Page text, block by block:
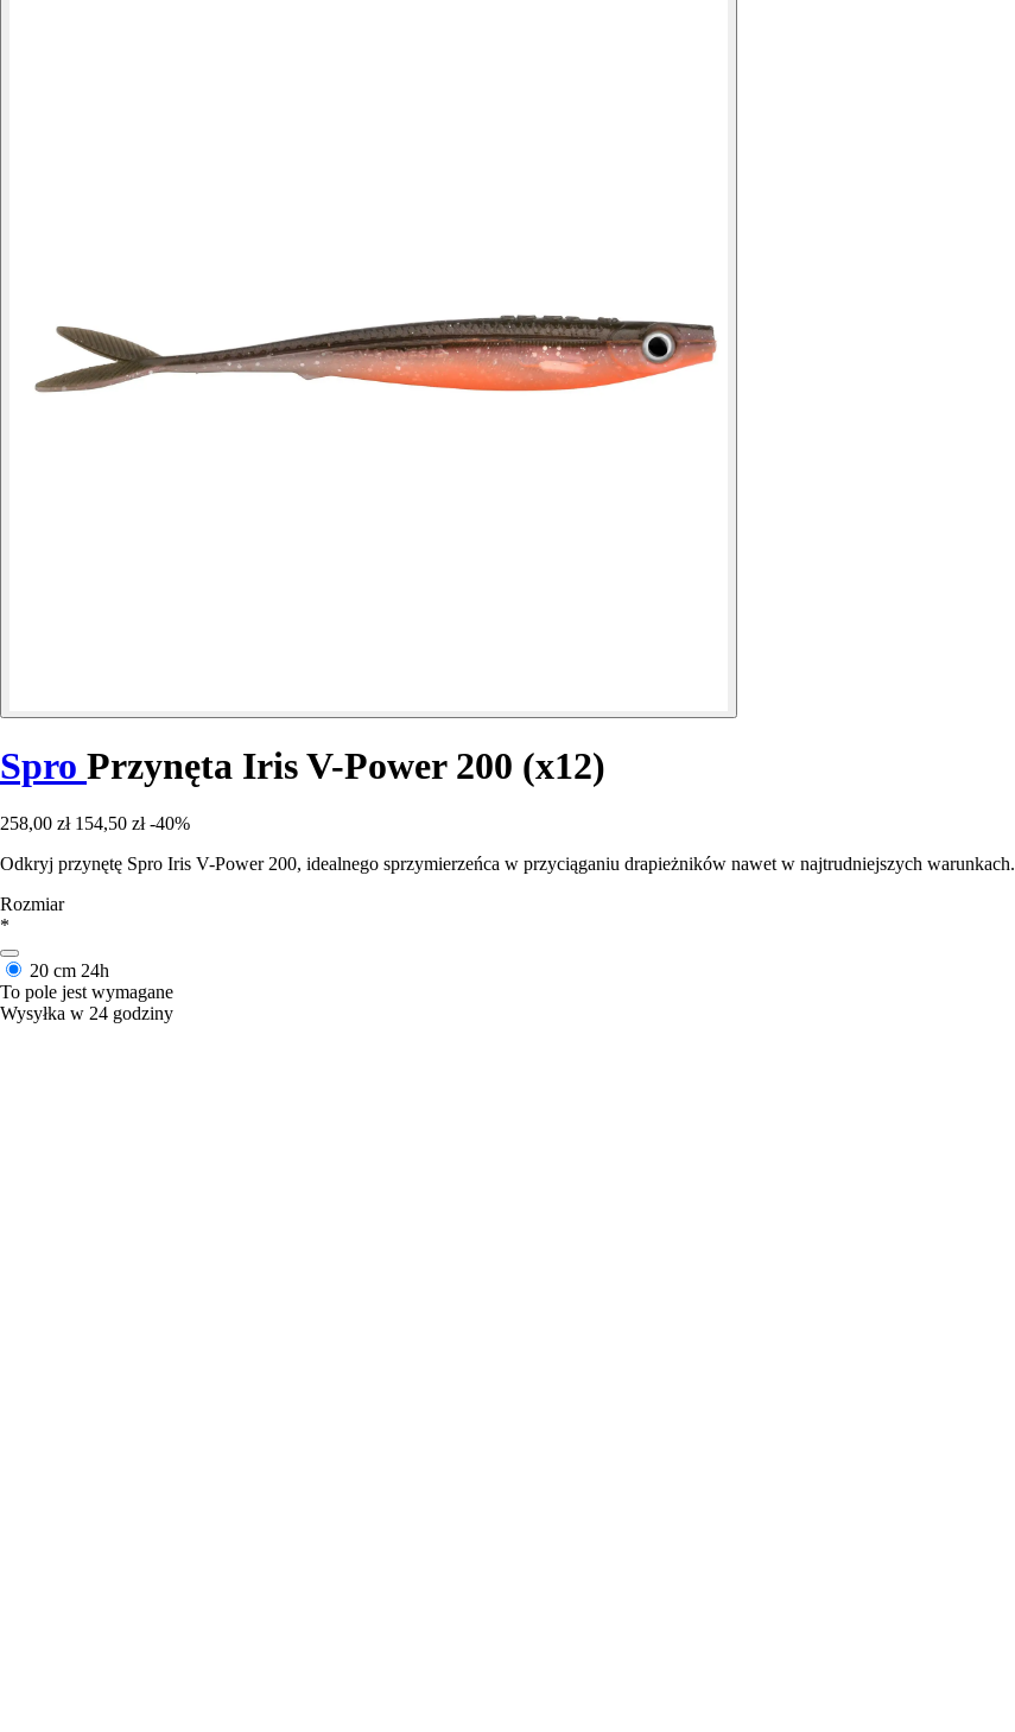
Spro Przynęta Iris V-Power 200 (x12)
258,00 zł 154,50 zł -40%
Odkryj przynętę Spro Iris V-Power 200, idealnego sprzymierzeńca w przyciąganiu drapieżników nawet w najtrudniejszych warunkach.
Rozmiar
*
20 cm 24h
To pole jest wymagane
Wysyłka w 24 godziny